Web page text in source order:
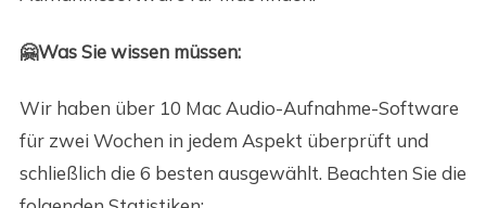
🤗Was Sie wissen müssen:
Wir haben über 10 Mac Audio-Aufnahme-Software
für zwei Wochen in jedem Aspekt überprüft und
schließlich die 6 besten ausgewählt. Beachten Sie die